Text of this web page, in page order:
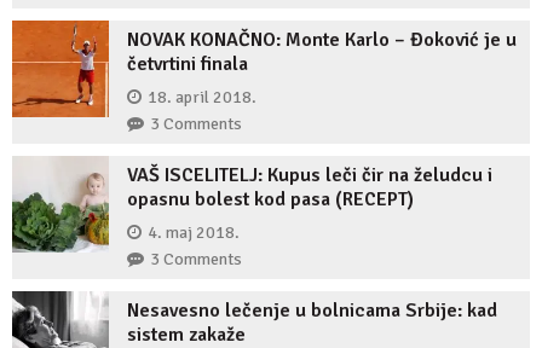
NOVAK KONAČNO: Monte Karlo – Đoković je u
četvrtini finala
18. april 2018.
3 Comments
VAŠ ISCELITELJ: Kupus leči čir na želudcu i
opasnu bolest kod pasa (RECEPT)
4. maj 2018.
3 Comments
Nesavesno lečenje u bolnicama Srbije: kad
sistem zakaže